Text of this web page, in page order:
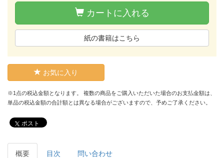
カートに入れる
紙の書籍はこちら
お気に入り
※1点の税込金額となります。 複数の商品をご購入いただいた場合のお支払金額は、
単品の税込金額の合計額とは異なる場合がございますので、予めご了承ください。
ポスト
概要 目次 問い合わせ